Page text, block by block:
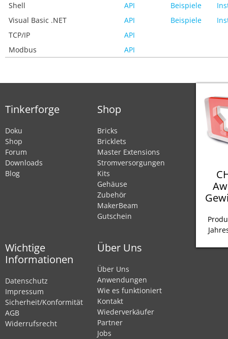
Shell
API Beispiele
Visual Basic .NET
API Beispiele
TCP/IP
API
Modbus
API
Tinkerforge
Doku
Shop
Forum
Downloads
Blog
Shop
Bricks
Bricklets
Master Extensions
Stromversorgungen
Kits
Gehäuse
Zubehör
MakerBeam
Gutschein
Wichtige
Informationen
Datenschutz
Impressum
Sicherheit/Konformität
AGB
Widerrufsrecht
Über Uns
Über Uns
Anwendungen
Wie es funktioniert
Kontakt
Wiederverkäufer
Partner
Jobs